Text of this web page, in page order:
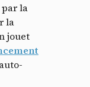
la
la
jouet